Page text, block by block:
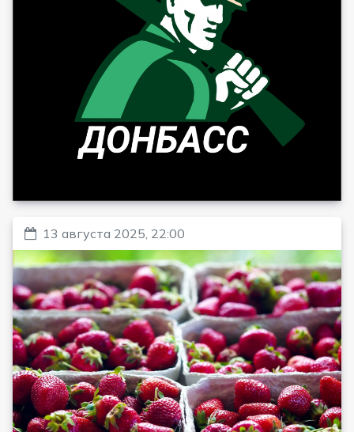
13 августа 2025, 22:00